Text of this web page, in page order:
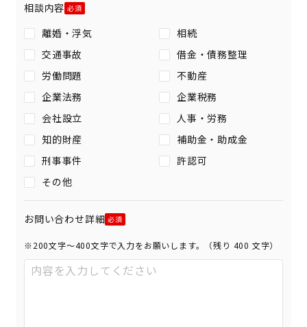
相談内容
離婚・浮気
相続
交通事故
借金・債務整理
労働問題
不動産
企業法務
企業税務
会社設立
人事・労務
知的財産
補助金・助成金
刑事事件
許認可
その他
お問い合わせ詳細
※200文字〜400文字で入力をお願いします。（残り 400 文字）